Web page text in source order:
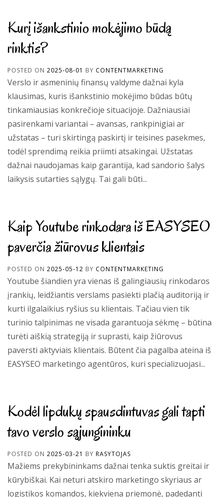
Kurį išankstinio mokėjimo būdą
rinktis?
POSTED ON 2025-08-01 BY CONTENTMARKETING
Verslo ir asmeninių finansų valdyme dažnai kyla
klausimas, kuris išankstinio mokėjimo būdas būtų
tinkamiausias konkrečioje situacijoje. Dažniausiai
pasirenkami variantai – avansas, rankpinigiai ar
užstatas – turi skirtingą paskirtį ir teisines pasekmes,
todėl sprendimą reikia priimti atsakingai. Užstatas
dažnai naudojamas kaip garantija, kad sandorio šalys
laikysis sutarties sąlygų. Tai gali būti...
Kaip Youtube rinkodara iš EASYSEO
paverčia žiūrovus klientais
POSTED ON 2025-05-12 BY CONTENTMARKETING
Youtube šiandien yra vienas iš galingiausių rinkodaros
įrankių, leidžiantis verslams pasiekti plačią auditoriją ir
kurti ilgalaikius ryšius su klientais. Tačiau vien tik
turinio talpinimas ne visada garantuoja sėkmę – būtina
turėti aiškią strategiją ir suprasti, kaip žiūrovus
paversti aktyviais klientais. Būtent čia pagalba ateina iš
EASYSEO marketingo agentūros, kuri specializuojasi...
Kodėl lipdukų spausdintuvas gali tapti
tavo verslo sąjungininku
POSTED ON 2025-03-21 BY RASYTOJAS
Mažiems prekybininkams dažnai tenka suktis greitai ir
kūrybiškai. Kai neturi atskiro marketingo skyriaus ar
logistikos komandos, kiekviena priemonė, padedanti